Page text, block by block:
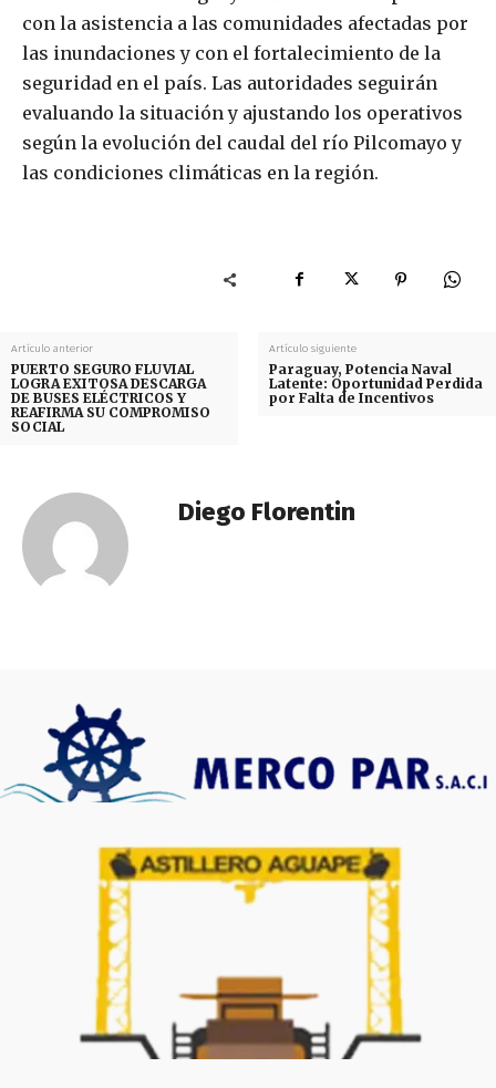
con la asistencia a las comunidades afectadas por
las inundaciones y con el fortalecimiento de la
seguridad en el país. Las autoridades seguirán
evaluando la situación y ajustando los operativos
según la evolución del caudal del río Pilcomayo y
las condiciones climáticas en la región.
Artículo anterior
PUERTO SEGURO FLUVIAL
LOGRA EXITOSA DESCARGA
DE BUSES ELÉCTRICOS Y
REAFIRMA SU COMPROMISO
SOCIAL
Artículo siguiente
Paraguay, Potencia Naval
Latente: Oportunidad Perdida
por Falta de Incentivos
Diego Florentin